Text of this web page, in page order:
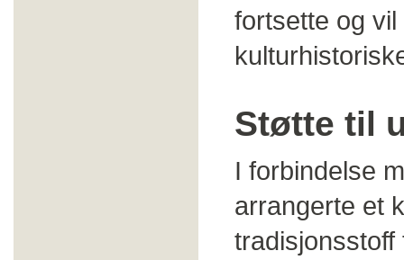
fortsette og
Støtte til
I forbindelse
arrangerte et
tradisjonsstoff